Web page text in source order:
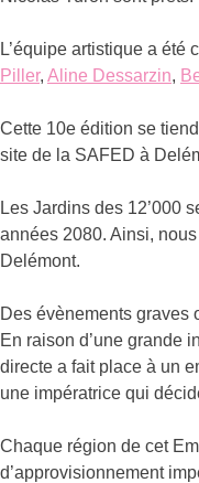
L’équipe artistique a été
Piller, Aline Dessarzin,
Cette 10e édition se
site de la SAFED à
Les Jardins des 12’000
années 2080. Ainsi,
Delémont.
Des évènements graves
En raison d’une grande
directe a fait place à un
une impératrice qui
Chaque région de cet
d’approvisionnement